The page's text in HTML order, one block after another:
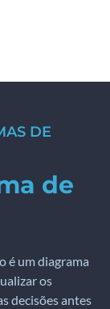
DE
de
é um diagrama
os
decisões antes